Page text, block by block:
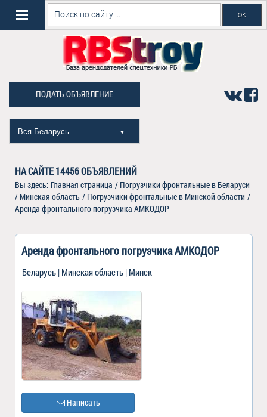
ПОДАТЬ ОБЪЯВЛЕНИЕ
Вся Беларусь ▼
НА САЙТЕ14456ОБЪЯВЛЕНИЙ
Вы здесь: Главная страница / Погрузчики фронтальные в Беларуси
/ Минская область / Погрузчики фронтальные в Минской области /
Аренда фронтального погрузчика АМКОДОР
Аренда фронтального погрузчика АМКОДОР
Беларусь | Минская область | Минск
Написать